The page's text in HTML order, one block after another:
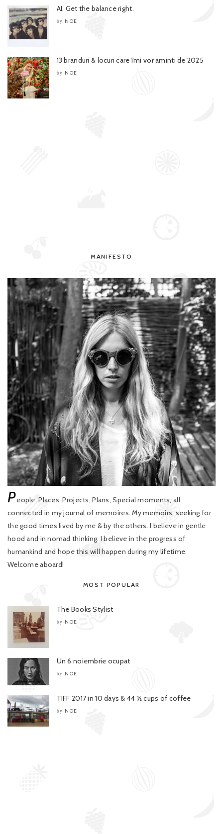
AI. Get the balance right.
by NOE
13 branduri & locuri care îmi vor aminti de 2025
by NOE
MANIFESTO
People, Places, Projects, Plans, Special moments, all
connected in my journal of memoires. My memoirs, seeking for
the good times lived by me & by the others. I believe in gentle
hood and in nomad thinking. I believe in the progress of
humankind and hope this will happen during my lifetime.
Welcome aboard!
MOST POPULAR
The Books Stylist
by NOE
Un 6 noiembrie ocupat
by NOE
TIFF 2017 in 10 days & 44 ½ cups of coffee
by NOE